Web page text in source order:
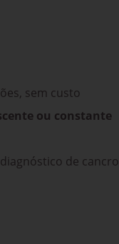
sem custo
ou constante
de cancro